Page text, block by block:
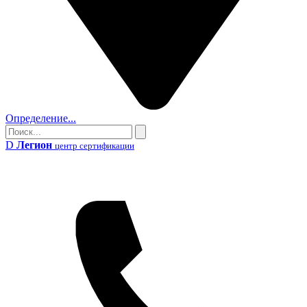
Определение...
Поиск
Поиск
D Легион центр сертификации